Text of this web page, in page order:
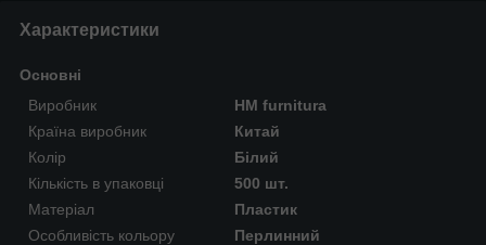
Характеристики
Основні
Виробник
HM furnitura
Країна виробник
Китай
Колір
Білий
Кількість в упаковці
500 шт.
Матеріал
Пластик
Особливість кольору
Перлинний